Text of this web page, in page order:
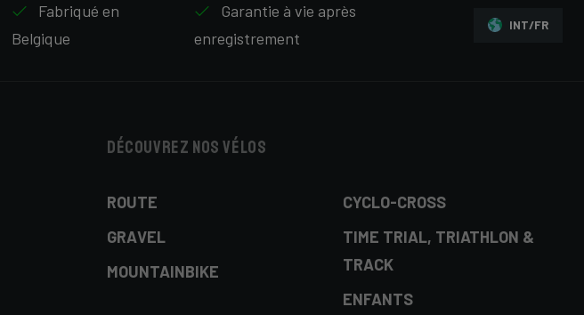
Fabriqué en
Belgique
Garantie à vie après
enregistrement
INT/FR
Découvrez nos vélos
ROUTE
GRAVEL
MOUNTAINBIKE
CYCLO-CROSS
TIME TRIAL, TRIATHLON &
TRACK
ENFANTS